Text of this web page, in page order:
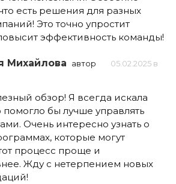
есть решения для разных
Это точно упростит
эффективность команды!
Михайлова автор
05.02.2025 в
обзор! Я всегда искала
помогло бы лучше управлять
Очень интересно узнать о
которые могут
процесс проще и
Жду с нетерпением новых